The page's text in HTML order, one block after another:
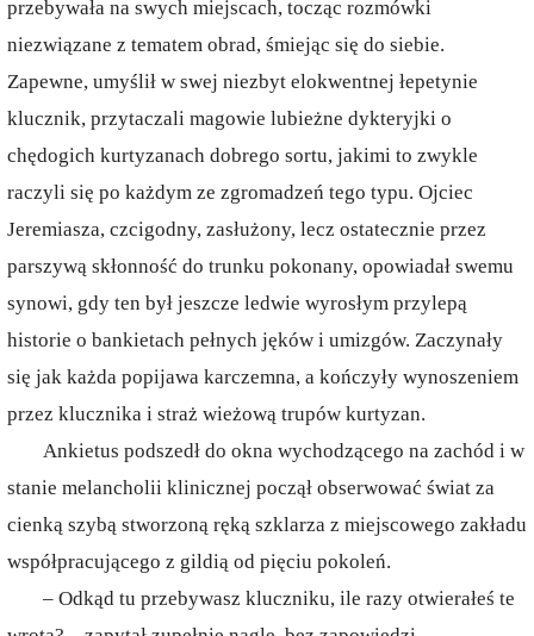
przebywała na swych miejscach, tocząc rozmówki
niezwiązane z tematem obrad, śmiejąc się do siebie.
Zapewne, umyślił w swej niezbyt elokwentnej łepetynie
klucznik, przytaczali magowie lubieżne dykteryjki o
chędogich kurtyzanach dobrego sortu, jakimi to zwykle
raczyli się po każdym ze zgromadzeń tego typu. Ojciec
Jeremiasza, czcigodny, zasłużony, lecz ostatecznie przez
parszywą skłonność do trunku pokonany, opowiadał swemu
synowi, gdy ten był jeszcze ledwie wyrosłym przylepą
historie o bankietach pełnych jęków i umizgów. Zaczynały
się jak każda popijawa karczemna, a kończyły wynoszeniem
przez klucznika i straż wieżową trupów kurtyzan.
Ankietus podszedł do okna wychodzącego na zachód i w
stanie melancholii klinicznej począł obserwować świat za
cienką szybą stworzoną ręką szklarza z miejscowego zakładu
współpracującego z gildią od pięciu pokoleń.
– Odkąd tu przebywasz kluczniku, ile razy otwierałeś te